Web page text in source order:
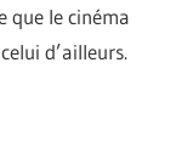
que le cinéma
d’ailleurs.